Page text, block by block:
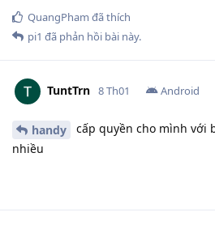
QuangPham đã thích
pi1 đã phản hồi bài này.
TuntTrn 8 Th01 Android
handy
cấp quyền cho mình với
nhiều